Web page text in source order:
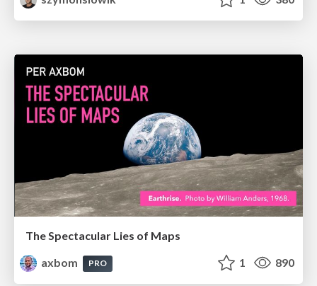
The Spectacular Lies of Maps
axbom
PRO 1 890